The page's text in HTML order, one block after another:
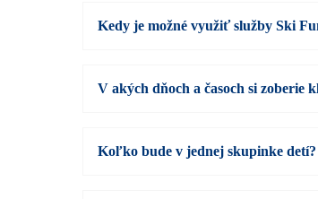
Kedy je možné využiť služby Ski
V akých dňoch a časoch si zoberie
Koľko bude v jednej skupinke detí?